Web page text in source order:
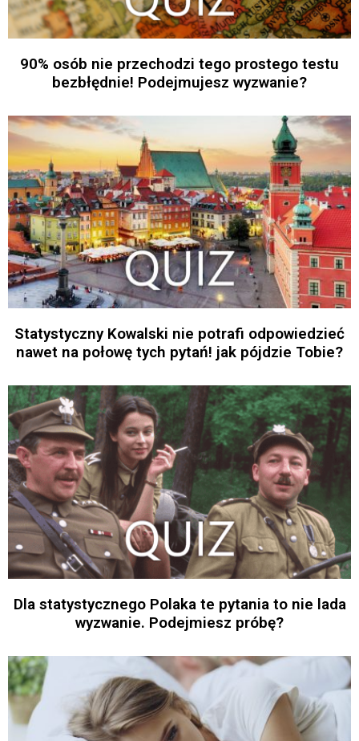
90% osób nie przechodzi tego prostego testu
bezbłędnie! Podejmujesz wyzwanie?
Statystyczny Kowalski nie potrafi odpowiedzieć
nawet na połowę tych pytań! jak pójdzie Tobie?
Dla statystycznego Polaka te pytania to nie lada
wyzwanie. Podejmiesz próbę?